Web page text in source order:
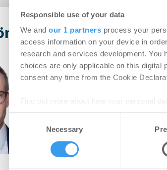
Responsible use of your data
We and our 1 partners process your
access information on your device in
research and services development. You
choices are only applicable on this digital
consent any time from the Cookie
We use cookies to personalise content
other information that you’ve provided to
Selection
Necessary
Dich auch
Principal Asset
ernennt Daniel Maric
-06.08.2026
Login für den ganzen Artikel Wenn
registriert, erstellen Sie sich jetzt
Account, um auf die neusten ...